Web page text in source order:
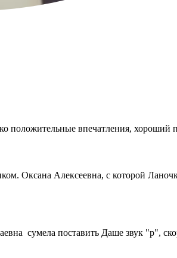
положительные впечатления, хороший
Оксана Алексеевна, с которой
сумела поставить Даше звук "р",